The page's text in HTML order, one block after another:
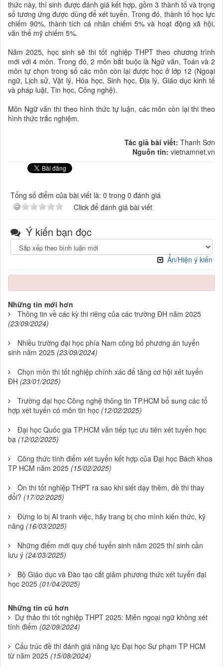
thức này, thí sinh được đánh giá kết hợp, gồm 3 thành tố và trọng
số tương ứng được dùng để xét tuyển. Trong đó, thành tố học lực
chiếm 90%, thành tích cá nhân chiếm 5% và hoạt động xã hội,
văn thể mỹ chiếm 5%.
Năm 2025, học sinh sẽ thi tốt nghiệp THPT theo chương trình
mới với 4 môn. Trong đó, 2 môn bắt buộc là Ngữ văn, Toán và 2
môn tự chọn trong số các môn còn lại được học ở lớp 12 (Ngoại
ngữ, Lịch sử, Vật lý, Hóa học, Sinh học, Địa lý, Giáo dục kinh tế
và pháp luật, Tin học, Công nghệ).
Môn Ngữ văn thi theo hình thức tự luận, các môn còn lại thi theo
hình thức trắc nghiệm.
Tác giả bài viết: Thanh Sơn
Nguồn tin: vietnamnet.vn
Tổng số điểm của bài viết là: 0 trong 0 đánh giá
Click để đánh giá bài viết
Ý kiến bạn đọc
Ẩn/Hiện ý kiến
Những tin mới hơn
Thông tin về các kỳ thi riêng của các trường ĐH năm 2025
(23/09/2024)
Nhiều trường đại học phía Nam công bố phương án tuyển
sinh năm 2025 (23/09/2024)
Chọn môn thi tốt nghiệp chính xác để tăng cơ hội xét tuyển
ĐH (23/01/2025)
Trường đại học Công nghệ thông tin TP.HCM bổ sung các tổ
hợp xét tuyển có môn tin học (12/02/2025)
Đại học Quốc gia TP.HCM vẫn tiếp tục ưu tiên xét tuyển học
bạ (12/02/2025)
Công thức tính điểm xét tuyển kết hợp của Đại học Bách khoa
TP HCM năm 2025 (15/02/2025)
Ôn thi tốt nghiệp THPT ra sao khi siết dạy thêm, đề thi thay
đổi? (17/02/2025)
Đừng lo bị AI tranh việc, hãy trang bị cho mình kiến thức, kỹ
năng (16/03/2025)
Những điểm mới quy chế tuyển sinh năm 2025 thí sinh cần
lưu ý (24/03/2025)
Bộ Giáo dục và Đào tạo cắt giảm phương thức xét tuyển đại
học 2025 (01/04/2025)
Những tin cũ hơn
Dự thảo thi tốt nghiệp THPT 2025: Miễn ngoại ngữ không xét
tính điểm (02/09/2024)
Cấu trúc đề thi đánh giá năng lực Đại học Sư phạm TP HCM
từ năm 2025 (15/08/2024)